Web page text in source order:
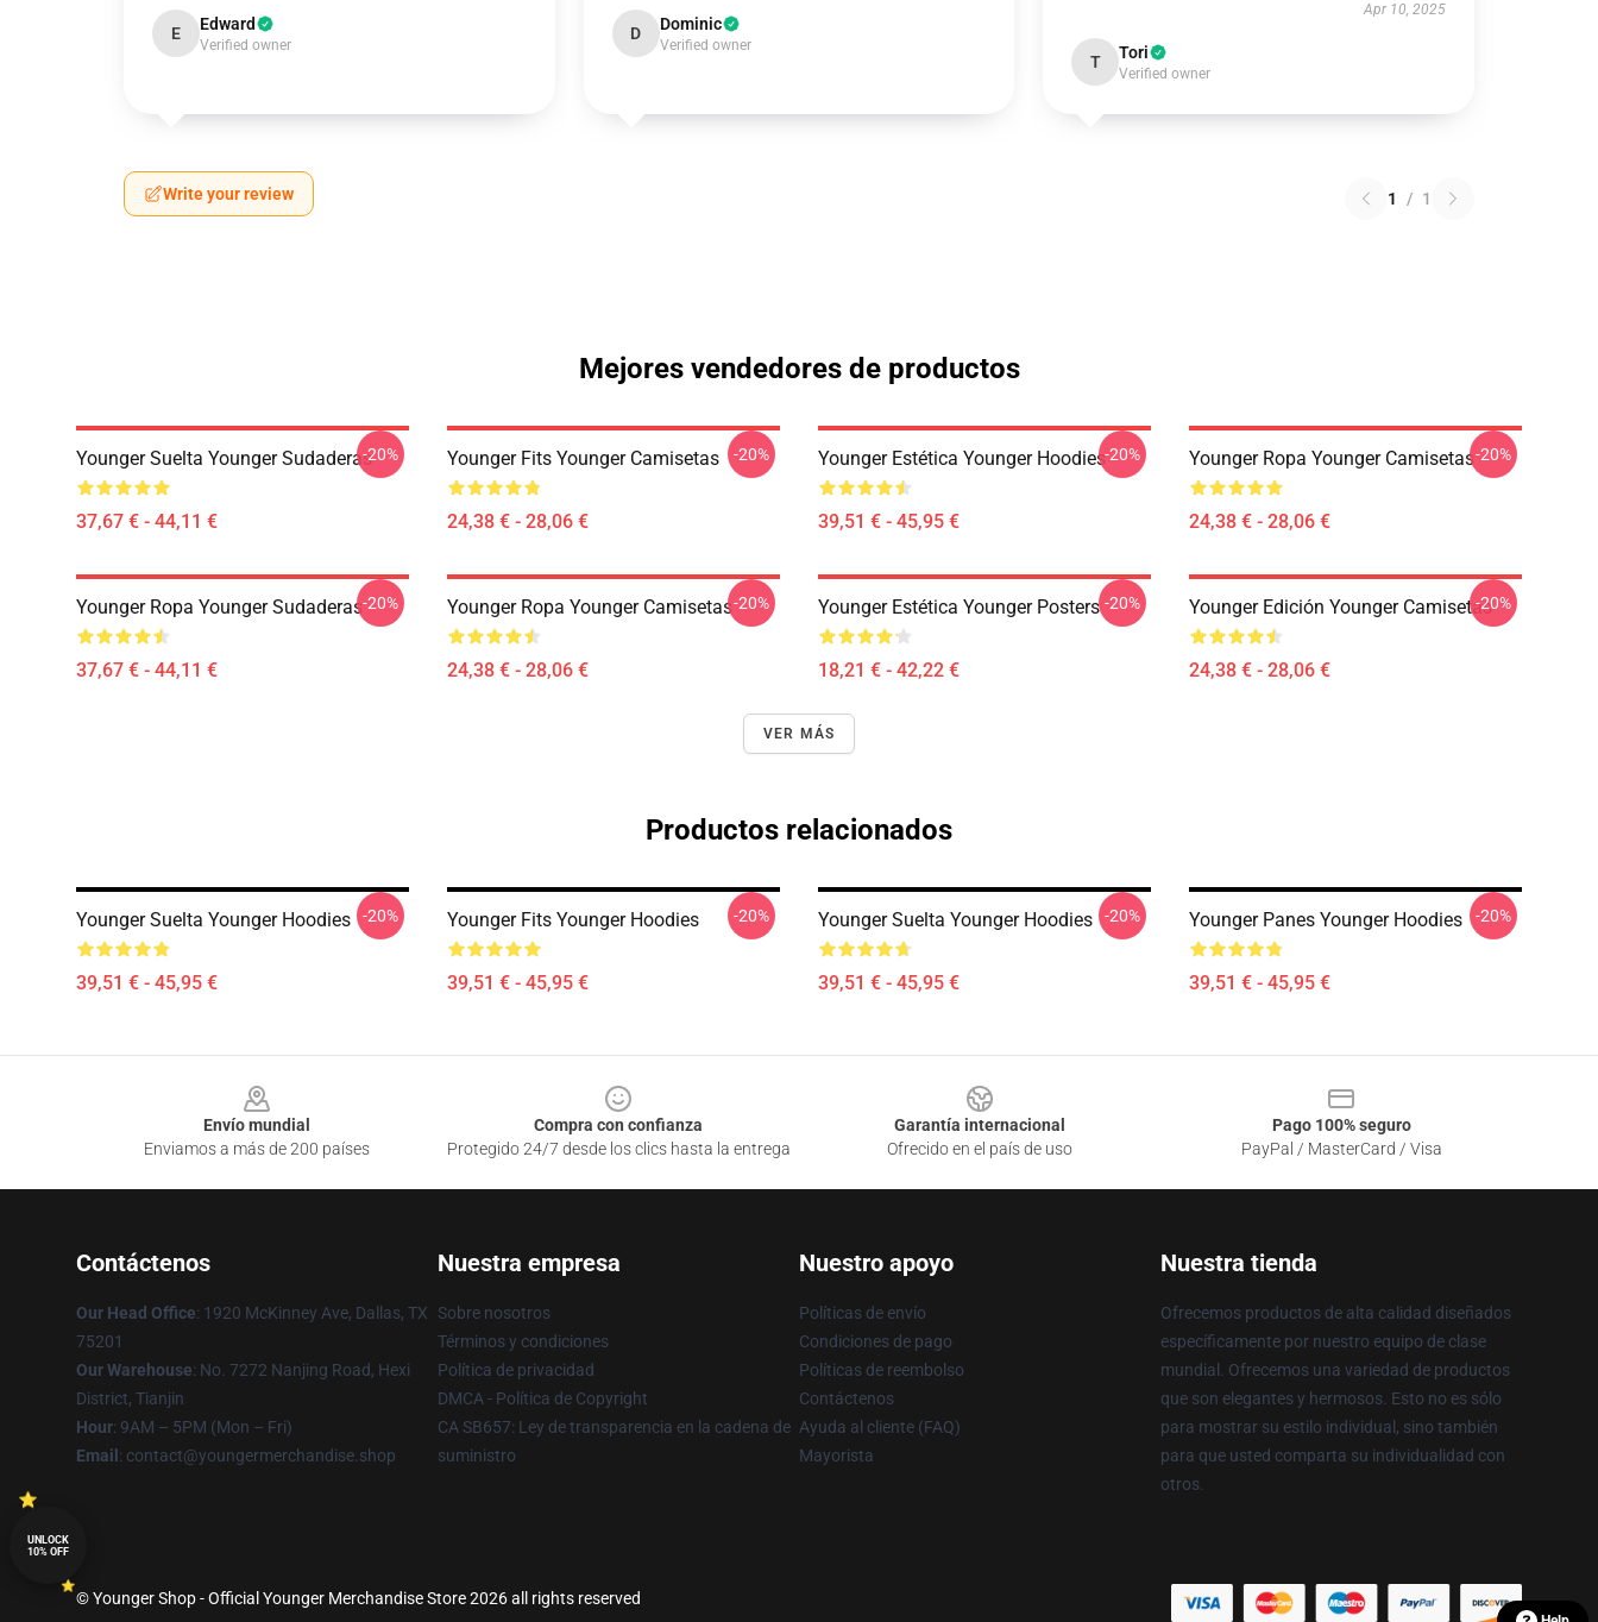
E Edward
Verified owner
D Dominic
Verified owner
Apr 10, 2025
T Tori
Verified owner
Write your review 1 / 1
Mejores vendedores de productos
Younger Suelta Younger Sudaderas
37,67 € - 44,11 €
-20% Younger Fits Younger Camisetas
24,38 € - 28,06 €
-20% Younger Estética Younger Hoodies
39,51 € - 45,95 €
-20% Younger Ropa Younger Camisetas
24,38 € - 28,06 €
-20%
Younger Ropa Younger Sudaderas
37,67 € - 44,11 €
-20% Younger Ropa Younger Camisetas
24,38 € - 28,06 €
-20% Younger Estética Younger Posters
18,21 € - 42,22 €
-20% Younger Edición Younger Camisetas
24,38 € - 28,06 €
-20%
VER MÁS
Productos relacionados
Younger Suelta Younger Hoodies
39,51 € - 45,95 €
-20% Younger Fits Younger Hoodies
39,51 € - 45,95 €
-20% Younger Suelta Younger Hoodies
39,51 € - 45,95 €
-20% Younger Panes Younger Hoodies
39,51 € - 45,95 €
-20%
Envío mundial
Enviamos a más de 200 países
Compra con confianza
Protegido 24/7 desde los clics hasta la entrega
Garantía internacional
Ofrecido en el país de uso
Pago 100% seguro
PayPal / MasterCard / Visa
Contáctenos
Our Head Office: 1920 McKinney Ave, Dallas, TX
75201
Our Warehouse: No. 7272 Nanjing Road, Hexi
District, Tianjin
Hour: 9AM – 5PM (Mon – Fri)
Email : contact@youngermerchandise.shop
Nuestra empresa
Sobre nosotros
Términos y condiciones
Política de privacidad
DMCA - Política de Copyright
CA SB657: Ley de transparencia en la cadena de
suministro
Nuestro apoyo
Políticas de envío
Condiciones de pago
Políticas de reembolso
Contáctenos
Ayuda al cliente (FAQ)
Mayorista
Nuestra tienda
Ofrecemos productos de alta calidad diseñados
específicamente por nuestro equipo de clase
mundial. Ofrecemos una variedad de productos
que son elegantes y hermosos. Esto no es sólo
para mostrar su estilo individual, sino también
para que usted comparta su individualidad con
otros.
© Younger Shop - Official Younger Merchandise Store 2026 all rights reserved
UNLOCK
10% OFF